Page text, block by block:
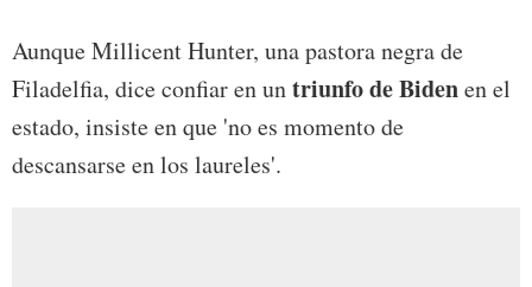
Aunque Millicent Hunter, una pastora negra de
Filadelfia, dice confiar en untriunfo de Bidenen el
estado, insiste en que 'no es momento de
descansarse en los laureles'.